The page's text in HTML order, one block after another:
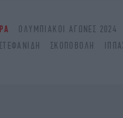
ΟΛΥΜΠΙΑΚΟΙ ΑΓΩΝΕΣ 2024
ΣΚΟΠΟΒΟΛΉ